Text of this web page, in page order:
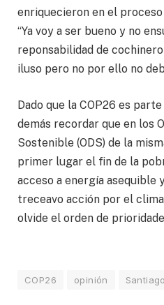
enriquecieron en el
“Ya voy a ser bueno y no
reponsabilidad de
iluso pero no por ello no
Dado que la COP26 es
demás recordar que en los
Sostenible (ODS) de la
primer lugar el fin de la
acceso a energía asequible
treceavo acción por el
olvide el orden de
COP26 opinión